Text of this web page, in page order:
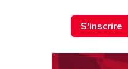
S'inscrire